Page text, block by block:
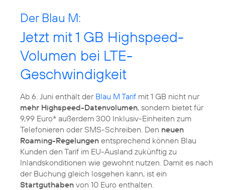
Der Blau M:
Jetzt mit 1 GB Highspeed-
Volumen bei LTE-
Geschwindigkeit
Ab 6. Juni enthält der Blau M Tarif mit 1 GB nicht nur
mehr Highspeed-Datenvolumen, sondern bietet für
9,99 Euro* außerdem 300 Inklusiv-Einheiten zum
Telefonieren oder SMS-Schreiben. Den neuen
Roaming-Regelungen entsprechend können Blau
Kunden den Tarif im EU-Ausland zukünftig zu
Inlandskonditionen wie gewohnt nutzen. Damit es nach
der Buchung gleich losgehen kann, ist ein
Startguthaben von 10 Euro enthalten.